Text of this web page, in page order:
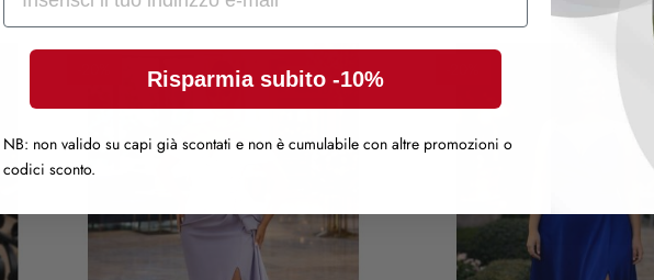
Risparmia subito -10%
NB: non valido su capi già scontati e non è cumulabile con altre promozioni o
codici sconto.